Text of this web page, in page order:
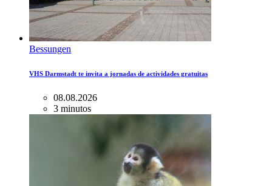
Bessungen
VHS Darmstadt te invita a jornadas de actividades gratuitas
08.08.2026
3 minutos